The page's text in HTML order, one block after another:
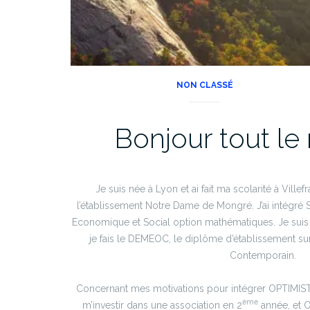
NON CLASSÉ
Bonjour tout le
Je suis née à Lyon et ai fait ma scolarité à
l’établissement Notre Dame de Mongré. J’ai
Economique et Social option mathématiques. Je
je fais le DEMEOC, le diplôme d’établissement
Contemporain.
Concernant mes motivations pour intégrer
m’investir dans une association en 2ème année, et